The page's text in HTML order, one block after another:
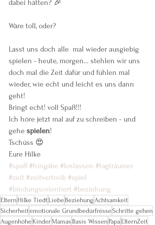
dabei hätten? 🎉
Wäre toll, oder?
Lasst uns doch alle  mal wieder ausgiebig
spielen - heute, morgen… stehlen wir uns
doch mal die Zeit dafür und fühlen mal
wieder, wie echt und leicht es uns dann
geht!
Bringt echt! voll Spaß!!!
Ich höre jetzt mal auf zu schreiben - und
gehe spielen!
Tschüss 😍
Eure Hilke
#spaß #hingabe #loslassen #tagträumer
#zeit #zeitvertreib #spiel
#bindungsorientiert #beziehung
Eltern Hilke Tiedt Liebe Beziehung Achtsamkeit
Sicherheitemotionale GrundbedürfnisseSchritte gehen
Augenhöhe Kinder Mamas Basis Wissen Papa ElternZeit